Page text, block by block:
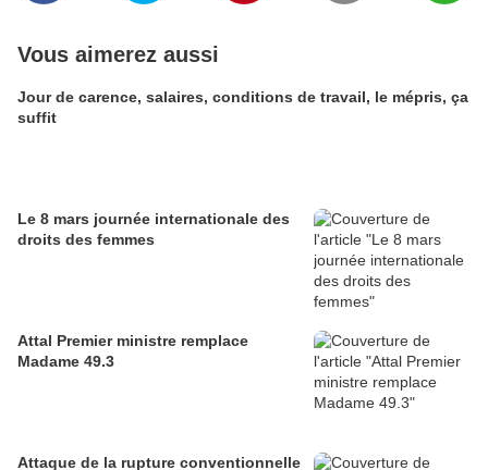
Vous aimerez aussi
Jour de carence, salaires, conditions de travail, le mépris, ça
suffit
Le 8 mars journée internationale des
droits des femmes
Attal Premier ministre remplace
Madame 49.3
Attaque de la rupture conventionnelle